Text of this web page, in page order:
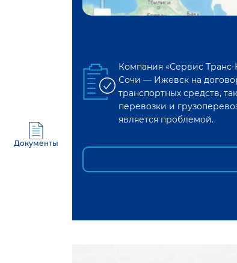
Документы
Компания «Сервис
Сочи — Ижевск на
транспортных средств,
перевозки и
является проблемой.